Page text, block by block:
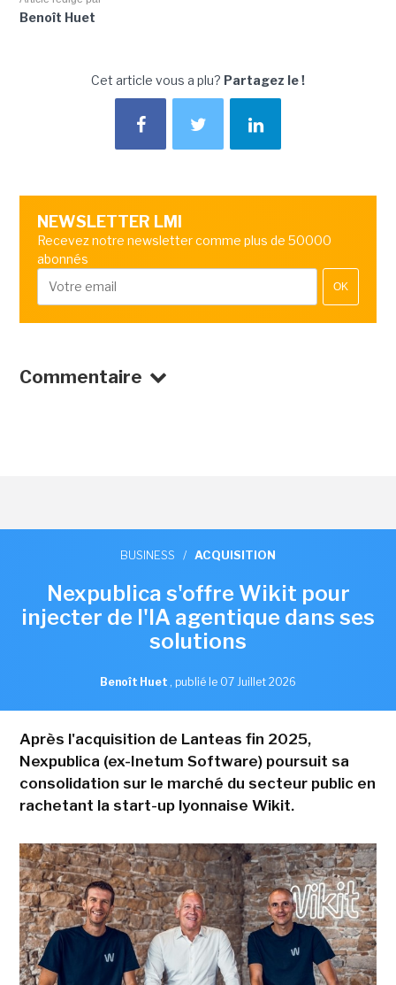
Benoît Huet
Cet article vous a plu? Partagez le !
NEWSLETTER LMI
Recevez notre newsletter comme plus de 50000
abonnés
OK
Commentaire
BUSINESS / ACQUISITION
Nexpublica s'offre Wikit pour
injecter de l'IA agentique dans ses
solutions
Benoît Huet , publié le 07 Juillet 2026
Après l'acquisition de Lanteas fin 2025,
Nexpublica (ex-Inetum Software) poursuit sa
consolidation sur le marché du secteur public en
rachetant la start-up lyonnaise Wikit.